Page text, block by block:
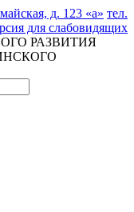
д. 123 «а» тел.
для слабовидящих
РАЗВИТИЯ